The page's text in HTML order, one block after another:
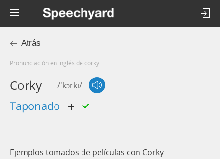
Atrás
Pronunciación en inglés de corky
Corky /'kɔrki/
taponado
Ejemplos tomados de películas con Corky